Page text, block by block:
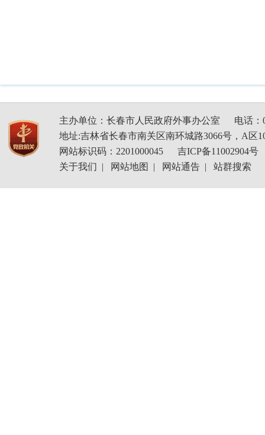
主办单位：长春市人民政府外事办公室
电话：
地址:吉林省长春市南关区南环城路3066号，A区
网站标识码：2201000045
吉ICP备11002904号
关于我们 | 网站地图 | 网站通告 | 站群搜索